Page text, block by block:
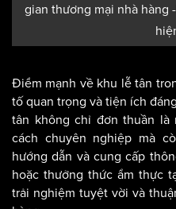
gian thương mại nhà hàng
Điểm mạnh về khu lễ tân
tố quan trọng và tiện ích
tân không chỉ đơn thuần
cách chuyên nghiệp mà
hướng dẫn và cung cấp
hoặc thưởng thức ẩm thực
trải nghiệm tuyệt vời và